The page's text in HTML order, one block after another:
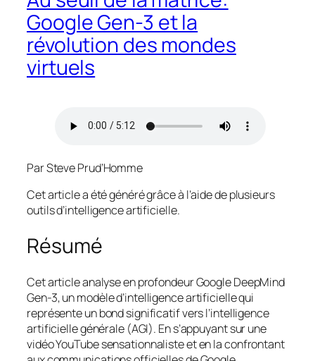
Google Gen-3 et la
révolution des mondes
virtuels
Par Steve Prud’Homme
Cet article a été généré grâce à l’aide de plusieurs
outils d’intelligence artificielle.
Résumé
Cet article analyse en profondeur Google DeepMind
Gen-3, un modèle d’intelligence artificielle qui
représente un bond significatif vers l’intelligence
artificielle générale (AGI). En s’appuyant sur une
vidéo YouTube sensationnaliste et en la confrontant